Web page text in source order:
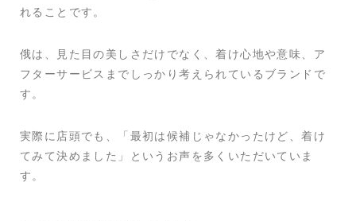
れることです。
俄は、見た目の美しさだけでなく、着け心地や意味、ア
フターサービスまでしっかり考えられているブランドで
す。
実際に店頭でも、「最初は候補じゃなかったけど、着け
てみて決めました」というお声を多くいただいていま
す。